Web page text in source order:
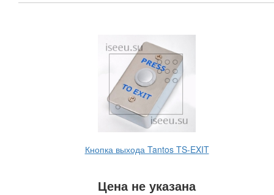
Кнопка выхода Tantos TS-EXIT
Цена не указана